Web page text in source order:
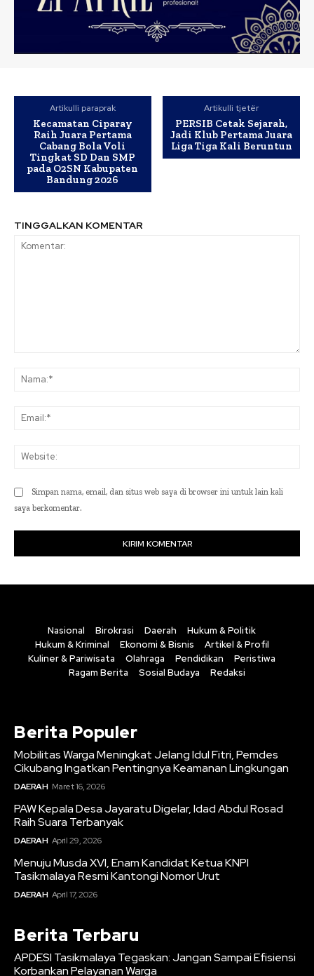
Artikulli paraprak
Kecamatan Ciparay
Raih Juara Pertama
Cabang Bola Voli
Tingkat SD Dan SMP
pada O2SN Kabupaten
Bandung 2026
Artikulli tjetër
PERSIB Cetak Sejarah,
Jadi Klub Pertama Juara
Liga Tiga Kali Beruntun
TINGGALKAN KOMENTAR
Simpan nama, email, dan situs web saya di browser ini untuk lain kali
saya berkomentar.
Nasional Birokrasi Daerah
Hukum & Politik
Hukum & Kriminal
Ekonomi & Bisnis
Artikel & Profil
Kuliner & Pariwisata
Olahraga Pendidikan
Peristiwa
Ragam Berita
Sosial Budaya Redaksi
Berita Populer
Mobilitas Warga Meningkat Jelang Idul Fitri, Pemdes
Cikubang Ingatkan Pentingnya Keamanan Lingkungan
DAERAH Maret 16, 2026
PAW Kepala Desa Jayaratu Digelar, Idad Abdul Rosad
Raih Suara Terbanyak
DAERAH April 29, 2026
Menuju Musda XVI, Enam Kandidat Ketua KNPI
Tasikmalaya Resmi Kantongi Nomor Urut
DAERAH April 17, 2026
Berita Terbaru
APDESI Tasikmalaya Tegaskan: Jangan Sampai Efisiensi
Korbankan Pelayanan Warga